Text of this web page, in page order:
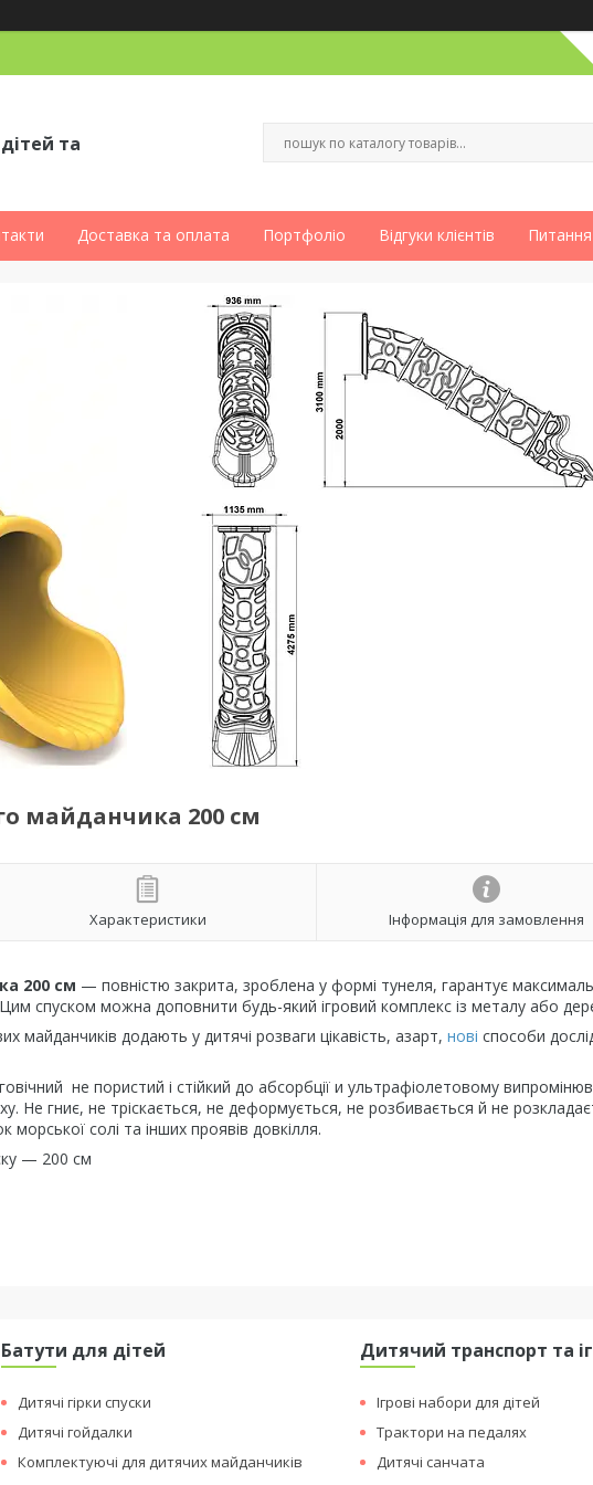
та
Доставка та оплата Портфоліо Відгуки клієнтів Питання
майданчика 200 см
Характеристики Інформація для замовлення
200 см — повністю закрита, зроблена у формі тунеля, гарантує
Цим спуском можна доповнити будь-який ігровий комплекс із металу або
майданчиків додають у дитячі розваги цікавість, азарт, нові способи
не пористий і стійкий до абсорбції и ультрафіолетовому
Не гниє, не тріскається, не деформується, не розбивається й не
морської солі та інших проявів довкілля.
— 200 см
Батути для дітей
Дитячі гірки спуски
Дитячі гойдалки
Комплектуючі для дитячих майданчиків
Дитячий транспорт та
Ігрові набори для дітей
Трактори на педалях
Дитячі санчата